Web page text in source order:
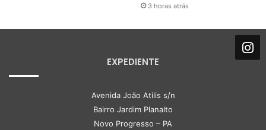
3 horas atrás
EXPEDIENTE
Avenida João Atilis s/n
Bairro Jardim Planalto
Novo Progresso – PA